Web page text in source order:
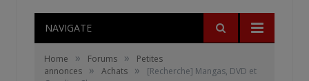
NAVIGATE
Home » Forums »
Petites
annonces
» Achats »
[Recherche] Mangas, DVD et